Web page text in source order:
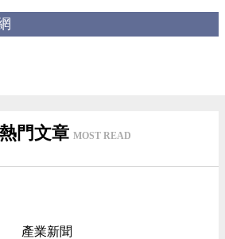
熱門文章 MOST READ
產業新聞